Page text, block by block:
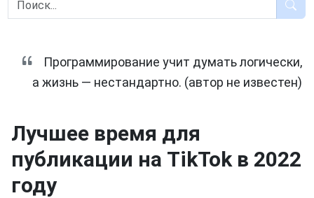
Программирование учит думать логически,
а жизнь — нестандартно. (автор не известен)
Лучшее время для
публикации на TikTok в 2022
году